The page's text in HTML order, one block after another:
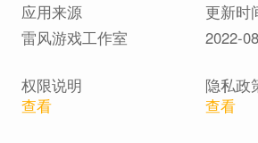
应用来源
更新时
雷风游戏工作室
2022-
权限说明
查看
隐私政
查看